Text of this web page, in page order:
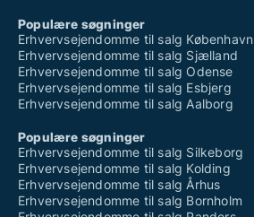
Populære søgninger
Erhvervsejendomme til salg København
Erhvervsejendomme til salg Sjælland
Erhvervsejendomme til salg Odense
Erhvervsejendomme til salg Esbjerg
Erhvervsejendomme til salg Aalborg
Populære søgninger
Erhvervsejendomme til salg Silkeborg
Erhvervsejendomme til salg Kolding
Erhvervsejendomme til salg Århus
Erhvervsejendomme til salg Bornholm